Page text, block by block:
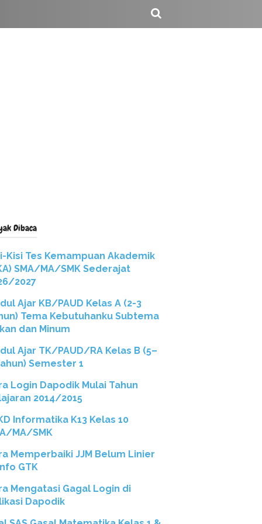
Dibaca
Kisi Tes Kemampuan Akademik
SMA/MA/SMK Sederajat
2027
Ajar KB/PAUD Kelas A (2-3
Tema Kebutuhanku Subtema
dan Minum
Ajar TK/PAUD/RA Kelas B (5–
Semester 1
Login Dapodik Mulai Tahun
2014/2015
Informatika K13 Kelas 10
MA/SMK
Memperbaiki JJM Belum Linier
GTK
Mengatasi Gagal Login di
Dapodik